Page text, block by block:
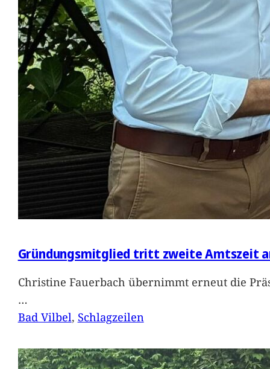
Gründungsmitglied tritt zweite Amtszeit
Christine Fauerbach übernimmt erneut die
…
Bad Vilbel, Schlagzeilen